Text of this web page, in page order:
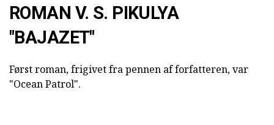
ROMAN V. S. PIKULYA
"BAJAZET"
Først roman, frigivet fra pennen af forfatteren, var
"Ocean Patrol".